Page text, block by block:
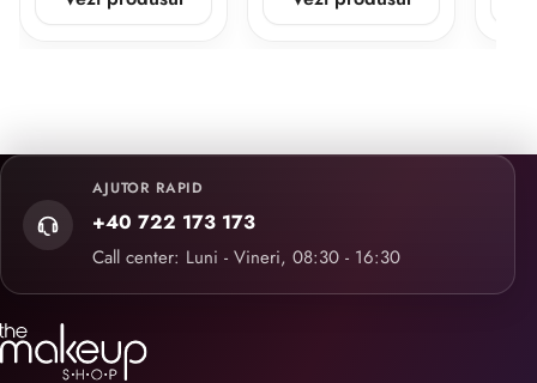
AJUTOR RAPID
+40 722 173 173
Call center: Luni - Vineri, 08:30 - 16:30